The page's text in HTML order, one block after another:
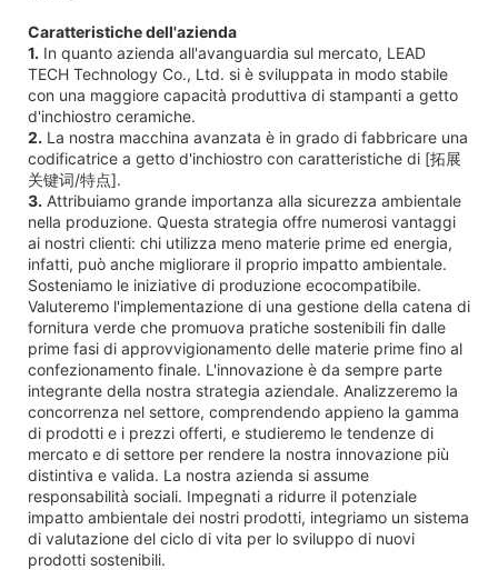
Caratteristiche dell'azienda
1. In quanto azienda all'avanguardia sul mercato, LEAD
TECH Technology Co., Ltd. si è sviluppata in modo stabile
con una maggiore capacità produttiva di stampanti a getto
d'inchiostro ceramiche.
2. La nostra macchina avanzata è in grado di fabbricare una
codificatrice a getto d'inchiostro con caratteristiche di [拓展
关键词/特点].
3. Attribuiamo grande importanza alla sicurezza ambientale
nella produzione. Questa strategia offre numerosi vantaggi
ai nostri clienti: chi utilizza meno materie prime ed energia,
infatti, può anche migliorare il proprio impatto ambientale.
Sosteniamo le iniziative di produzione ecocompatibile.
Valuteremo l'implementazione di una gestione della catena di
fornitura verde che promuova pratiche sostenibili fin dalle
prime fasi di approvvigionamento delle materie prime fino al
confezionamento finale. L'innovazione è da sempre parte
integrante della nostra strategia aziendale. Analizzeremo la
concorrenza nel settore, comprendendo appieno la gamma
di prodotti e i prezzi offerti, e studieremo le tendenze di
mercato e di settore per rendere la nostra innovazione più
distintiva e valida. La nostra azienda si assume
responsabilità sociali. Impegnati a ridurre il potenziale
impatto ambientale dei nostri prodotti, integriamo un sistema
di valutazione del ciclo di vita per lo sviluppo di nuovi
prodotti sostenibili.